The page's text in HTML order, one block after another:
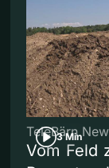
3 Min
TeleBärn
Vom Feld